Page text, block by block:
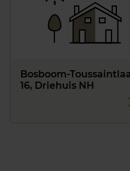
Bosboom-
16, Driehuis NH